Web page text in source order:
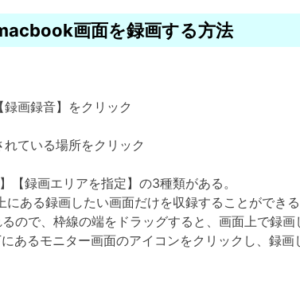
画面を録画する方法
画録音】をクリック
ている場所をクリック
【録画エリアを指定】の3種類がある。
ある録画したい画面だけを収録することができる
ので、枠線の端をドラッグすると、画面上で録画
あるモニター画面のアイコンをクリックし、録画